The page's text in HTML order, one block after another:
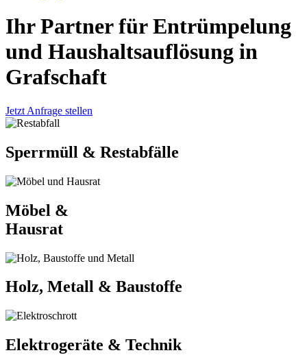
Ihr Partner für Entrümpelung
und Haushaltsauflösung in
Grafschaft
Jetzt Anfrage stellen
Sperrmüll & Restabfälle
Möbel &
Hausrat
Holz, Metall & Baustoffe
Elektrogeräte & Technik